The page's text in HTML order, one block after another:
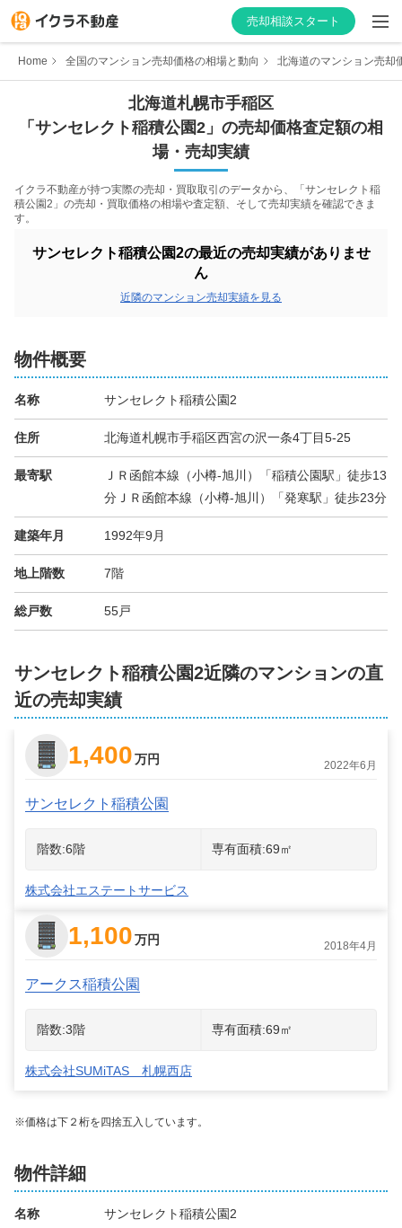
売却相談スタート
はじめての方へ
不動産会社を探す
物件の価格を知る
Home 全国のマンション売却価格の相場と動向 北海道のマンション売却
北海道札幌市手稲区
「 サンセレクト稲積公園2 」の売却価格査定額の相
場・売却実績
イクラ不動産が持つ実際の売却・買取取引のデータから、「 サンセレクト稲
積公園2 」の売却・買取価格の相場や査定額、そして売却実績を確認できま
す。
サンセレクト稲積公園2の最近の売却実績がありませ
ん
近隣のマンション売却実績を見る
物件概要
名称 サンセレクト稲積公園2
住所 北海道札幌市手稲区西宮の沢一条4丁目5-25
最寄駅
ＪＲ函館本線（小樽-旭川）「稲積公園駅」徒歩13
分ＪＲ函館本線（小樽-旭川）「発寒駅」徒歩23分
建築年月 1992年9月
地上階数 7階
総戸数 55戸
サンセレクト稲積公園2近隣のマンションの直
近の売却実績
1,400万円 2022年6月
サンセレクト稲積公園
階数:6階 専有面積:69㎡
株式会社エステートサービス
1,100万円 2018年4月
アークス稲積公園
階数:3階 専有面積:69㎡
株式会社SUMiTAS 札幌西店
※価格は下２桁を四捨五入しています。
物件詳細
名称 サンセレクト稲積公園2